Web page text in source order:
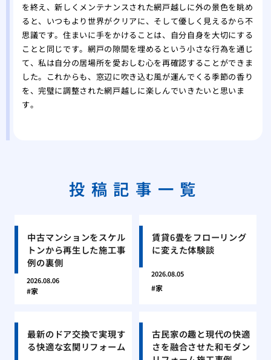
を終え、新しくメンテナンスされた網戸越しに外の景色を眺め
ると、いつもより世界がクリアに、そして優しく見えるから不
思議です。住まいに手をかけることは、自分自身を大切にする
ことと同じです。網戸の隙間を埋めるという小さな行為を通じ
て、私は自分の居場所を愛おしむ心を再確認することができま
した。これからも、窓辺に吹き込む風が運んでくる季節の香り
を、完璧に調整された網戸越しに楽しんでいきたいと思いま
す。
投稿記事一覧
中古マンションをスケル
トンから再生した施工事
例の裏側
2026.08.06
家
賃貸6畳をフローリング
に変えた体験談
2026.08.05
家
最新のドア交換で実現す
る快適な玄関リフォーム
古民家の趣と現代の快適
さを融合させた和モダン